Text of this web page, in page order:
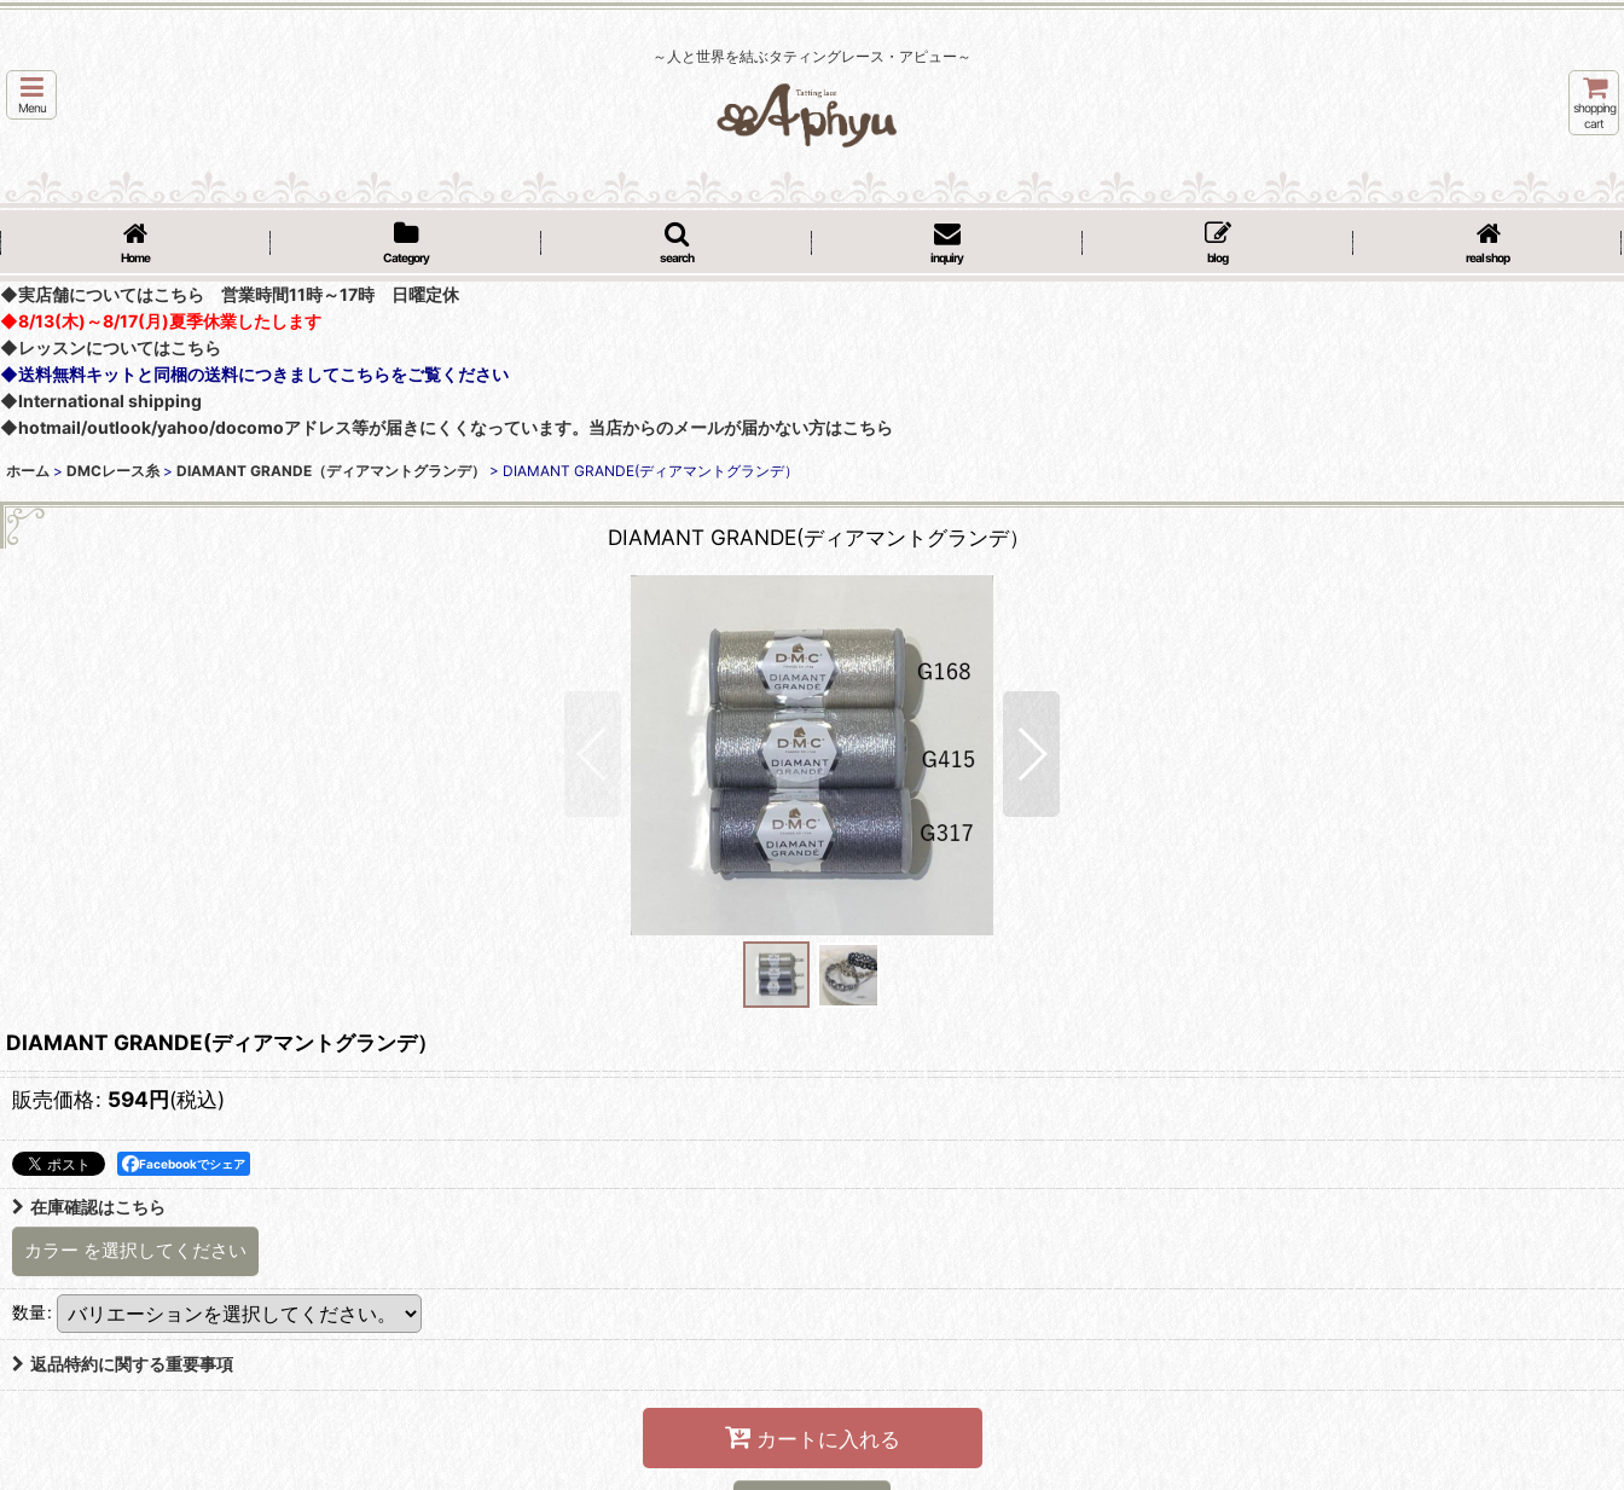
～人と世界を結ぶタティングレース・アピュー～
Menu
shopping
cart
Home Category search inquiry blog real shop
◆実店舗についてはこちら 営業時間11時～17時 日曜定休
◆8/13(木)～8/17(月)夏季休業したします
◆レッスンについてはこちら
◆送料無料キットと同梱の送料につきましてこちらをご覧ください
◆International shipping
◆hotmail/outlook/yahoo/docomoアドレス等が届きにくくなっています。当店からのメールが届かない方はこちら
ホーム > DMCレース糸 > DIAMANT GRANDE（ディアマントグランデ） > DIAMANT GRANDE(ディアマントグランデ）
DIAMANT GRANDE(ディアマントグランデ）
DIAMANT GRANDE(ディアマントグランデ）
販売価格: 594円(税込)
Facebookでシェア
在庫確認はこちら
カラー を選択してください
数量:
返品特約に関する重要事項
カートに入れる